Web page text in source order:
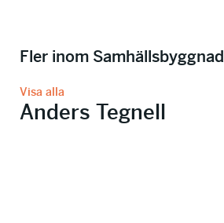
Fler inom Samhällsbyggnad
Visa alla
Anders Tegnell